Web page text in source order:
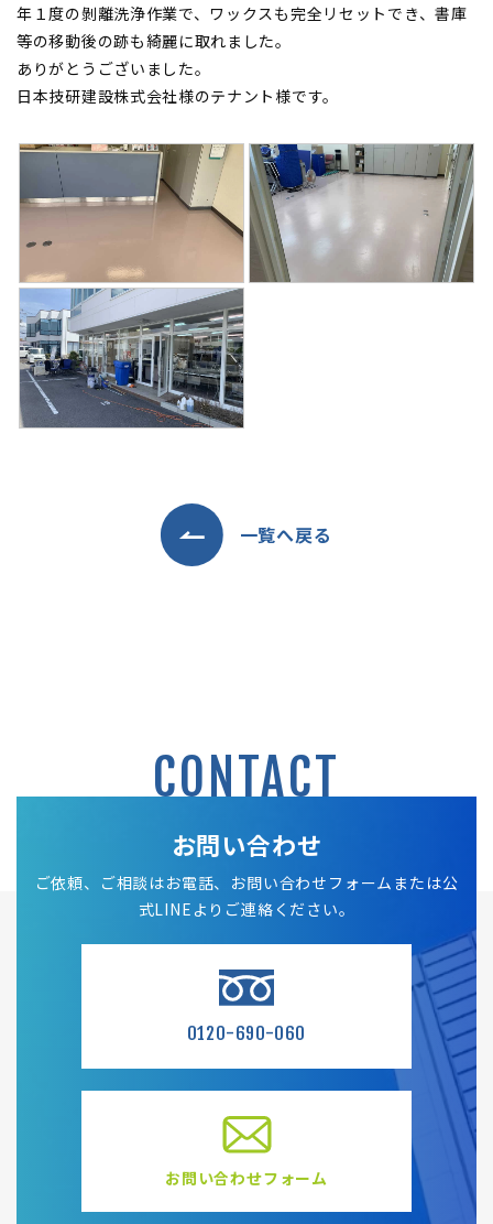
年１度の剝離洗浄作業で、ワックスも完全リセットでき、書庫
等の移動後の跡も綺麗に取れました。
ありがとうございました。
日本技研建設株式会社様のテナント様です。
一覧へ戻る
CONTACT
お問い合わせ
ご依頼、ご相談はお電話、お問い合わせフォームまたは公
式LINEよりご連絡ください。
0120-690-060
お問い合わせフォーム